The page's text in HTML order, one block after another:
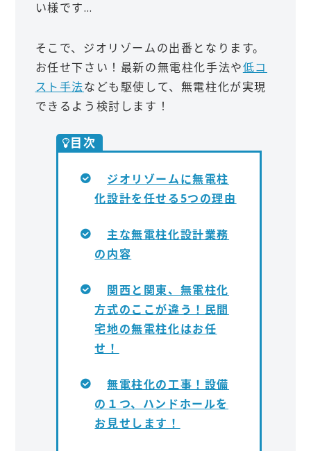
い様です…
そこで、ジオリゾームの出番となります。
お任せ下さい！最新の無電柱化手法や低コ
スト手法なども駆使して、無電柱化が実現
できるよう検討します！
目次
ジオリゾームに無電柱
化設計を任せる5つの理由
主な無電柱化設計業務
の内容
関西と関東、無電柱化
方式のここが違う！民間
宅地の無電柱化はお任
せ！
無電柱化の工事！設備
の１つ、ハンドホールを
お見せします！